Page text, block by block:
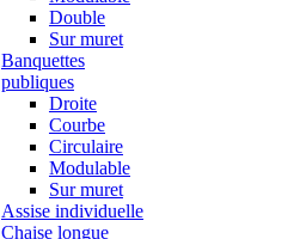
Double
Sur muret
Banquettes
publiques
Droite
Courbe
Circulaire
Modulable
Sur muret
Assise individuelle
Chaise longue